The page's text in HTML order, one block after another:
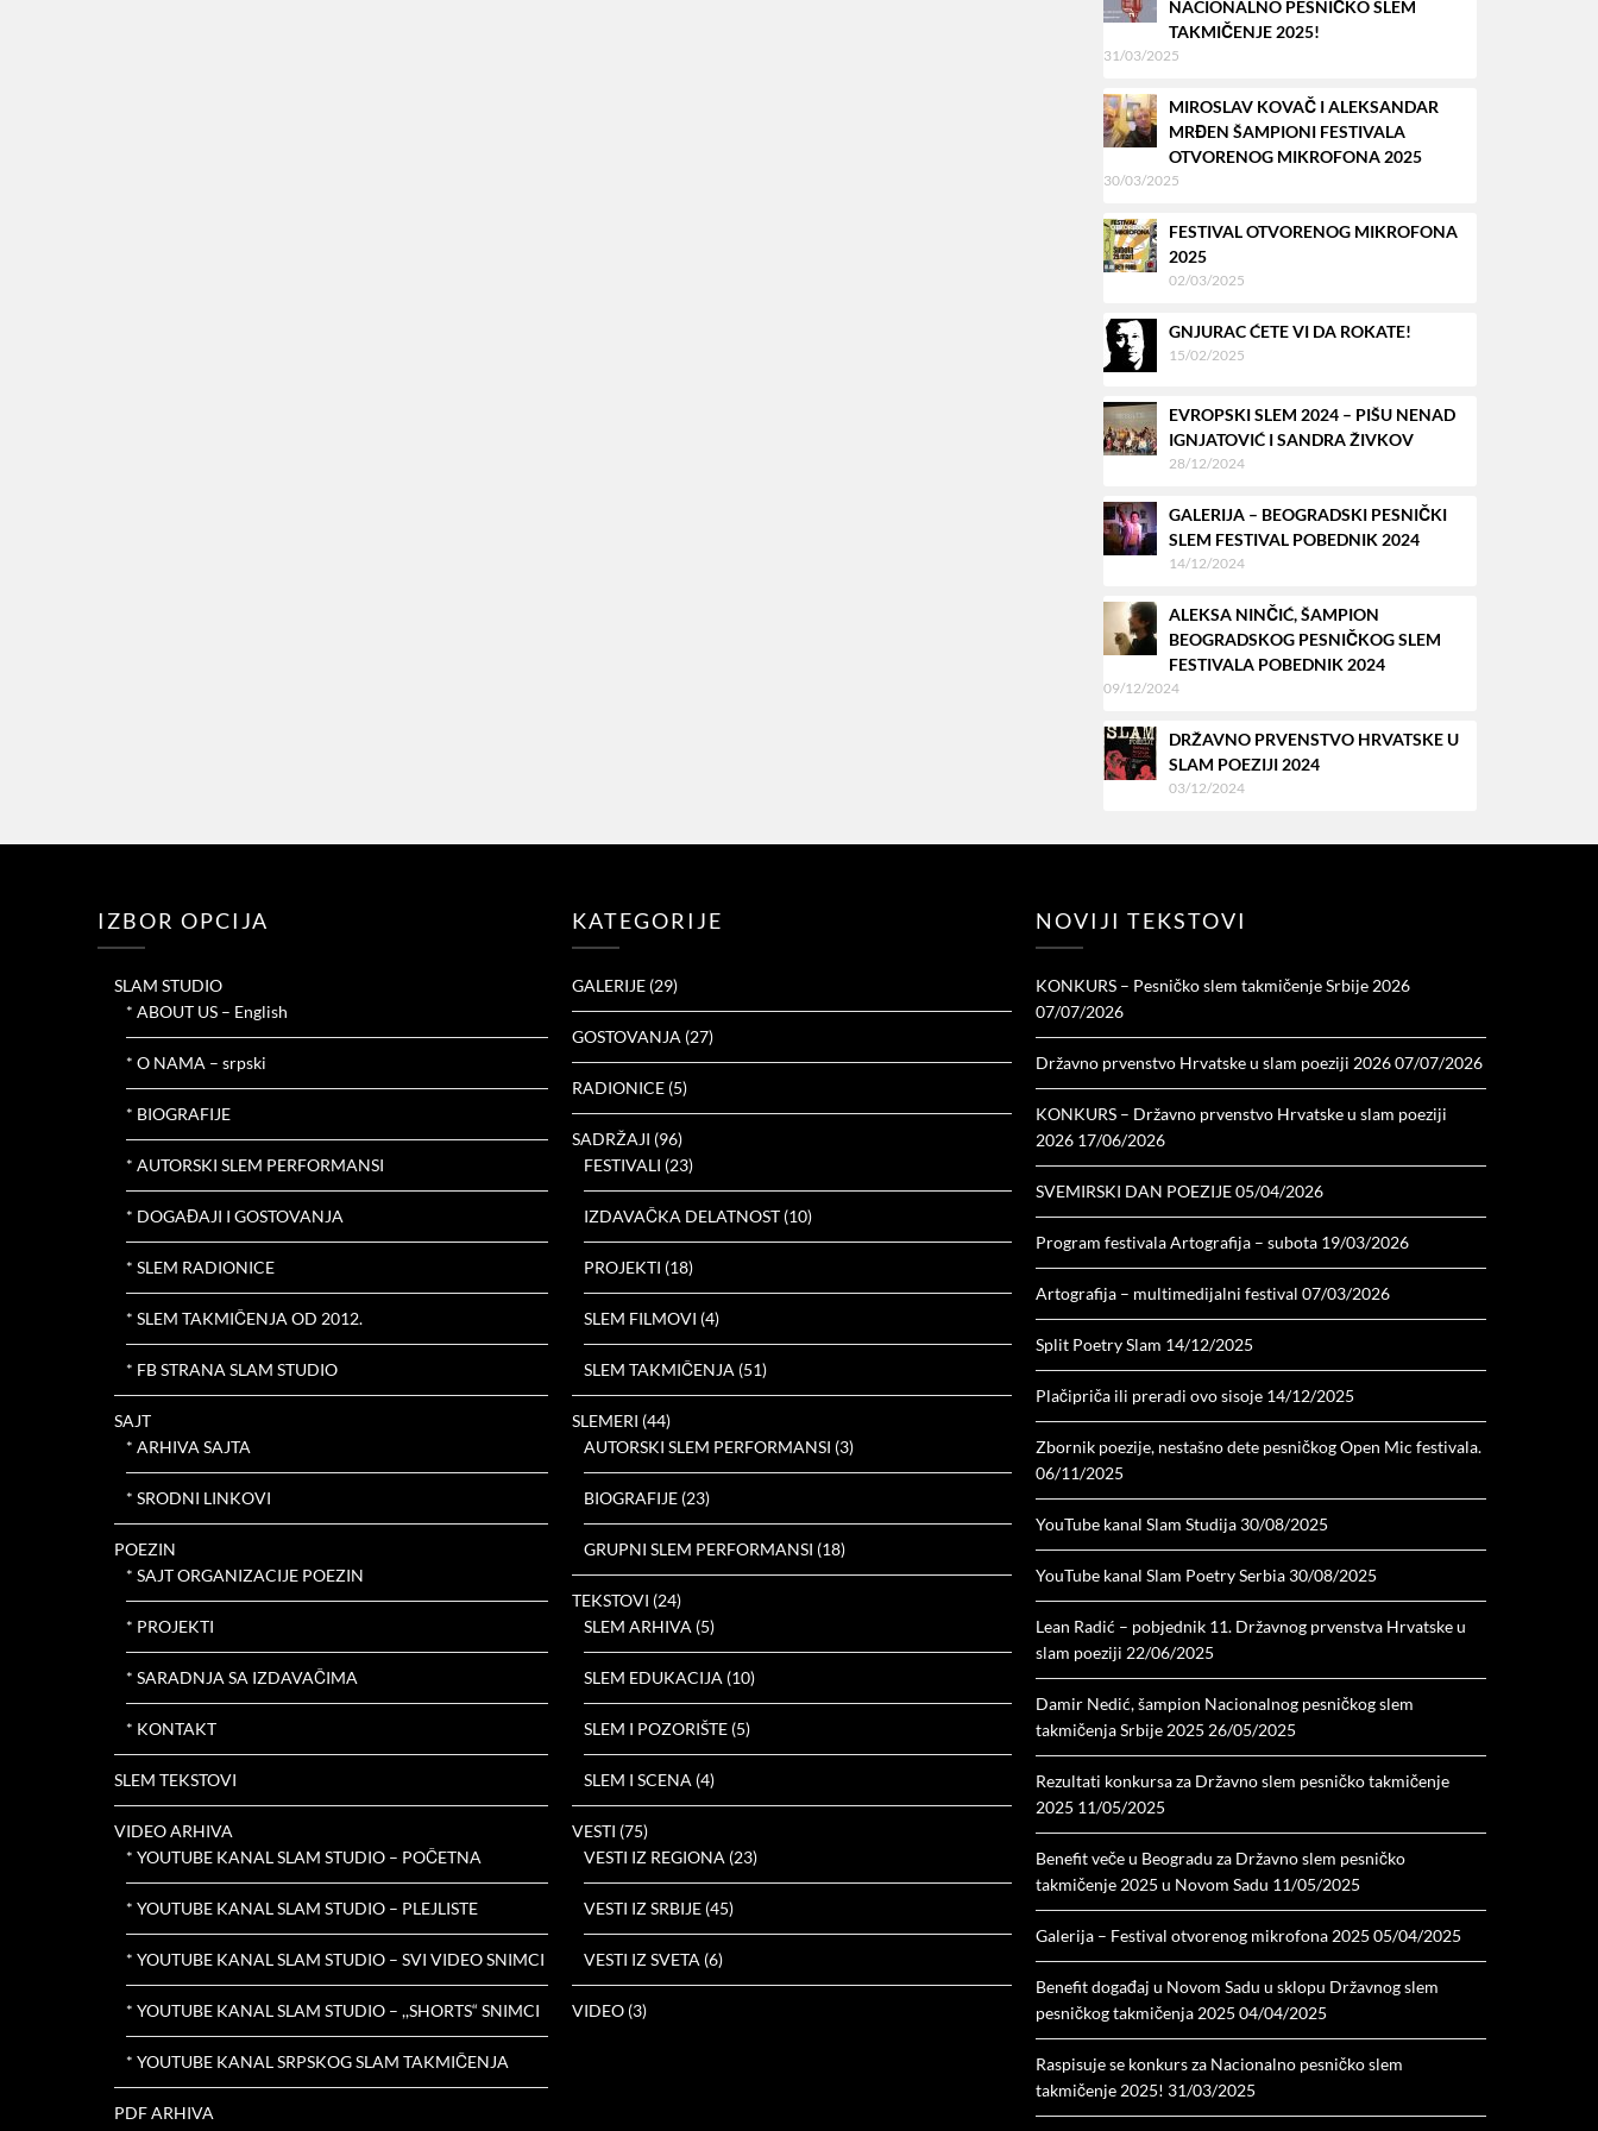
NACIONALNO PESNIČKO SLEM
TAKMIČENJE 2025!
31/03/2025
MIROSLAV KOVAČ I ALEKSANDAR
MRĐEN ŠAMPIONI FESTIVALA
OTVORENOG MIKROFONA 2025
30/03/2025
FESTIVAL OTVORENOG MIKROFONA
2025
02/03/2025
GNJURAC ĆETE VI DA ROKATE!
15/02/2025
EVROPSKI SLEM 2024 – PIŠU NENAD
IGNJATOVIĆ I SANDRA ŽIVKOV
28/12/2024
GALERIJA – BEOGRADSKI PESNIČKI
SLEM FESTIVAL POBEDNIK 2024
14/12/2024
ALEKSA NINČIĆ, ŠAMPION
BEOGRADSKOG PESNIČKOG SLEM
FESTIVALA POBEDNIK 2024
09/12/2024
DRŽAVNO PRVENSTVO HRVATSKE U
SLAM POEZIJI 2024
03/12/2024
IZBOR OPCIJA
SLAM STUDIO
* ABOUT US – English
* O NAMA – srpski
* BIOGRAFIJE
* AUTORSKI SLEM PERFORMANSI
* DOGAĐAJI I GOSTOVANJA
* SLEM RADIONICE
* SLEM TAKMIČENJA OD 2012.
* FB STRANA SLAM STUDIO
SAJT
* ARHIVA SAJTA
* SRODNI LINKOVI
POEZIN
* SAJT ORGANIZACIJE POEZIN
* PROJEKTI
* SARADNJA SA IZDAVAČIMA
* KONTAKT
SLEM TEKSTOVI
VIDEO ARHIVA
* YOUTUBE KANAL SLAM STUDIO – POČETNA
* YOUTUBE KANAL SLAM STUDIO – PLEJLISTE
* YOUTUBE KANAL SLAM STUDIO – SVI VIDEO SNIMCI
* YOUTUBE KANAL SLAM STUDIO – ,,SHORTS“ SNIMCI
* YOUTUBE KANAL SRPSKOG SLAM TAKMIČENJA
PDF ARHIVA
KATEGORIJE
GALERIJE (29)
GOSTOVANJA (27)
RADIONICE (5)
SADRŽAJI (96)
FESTIVALI (23)
IZDAVAČKA DELATNOST (10)
PROJEKTI (18)
SLEM FILMOVI (4)
SLEM TAKMIČENJA (51)
SLEMERI (44)
AUTORSKI SLEM PERFORMANSI (3)
BIOGRAFIJE (23)
GRUPNI SLEM PERFORMANSI (18)
TEKSTOVI (24)
SLEM ARHIVA (5)
SLEM EDUKACIJA (10)
SLEM I POZORIŠTE (5)
SLEM I SCENA (4)
VESTI (75)
VESTI IZ REGIONA (23)
VESTI IZ SRBIJE (45)
VESTI IZ SVETA (6)
VIDEO (3)
NOVIJI TEKSTOVI
KONKURS – Pesničko slem takmičenje Srbije 2026
07/07/2026
Državno prvenstvo Hrvatske u slam poeziji 202607/07/2026
KONKURS – Državno prvenstvo Hrvatske u slam poeziji
2026 17/06/2026
SVEMIRSKI DAN POEZIJE05/04/2026
Program festivala Artografija – subota 19/03/2026
Artografija – multimedijalni festival 07/03/2026
Split Poetry Slam 14/12/2025
Plačipriča ili preradi ovo sisoje 14/12/2025
Zbornik poezije, nestašno dete pesničkog Open Mic festivala.
06/11/2025
YouTube kanal Slam Studija 30/08/2025
YouTube kanal Slam Poetry Serbia 30/08/2025
Lean Radić – pobjednik 11. Državnog prvenstva Hrvatske u
slam poeziji 22/06/2025
Damir Nedić, šampion Nacionalnog pesničkog slem
takmičenja Srbije 2025 26/05/2025
Rezultati konkursa za Državno slem pesničko takmičenje
2025 11/05/2025
Benefit veče u Beogradu za Državno slem pesničko
takmičenje 2025 u Novom Sadu 11/05/2025
Galerija – Festival otvorenog mikrofona 2025 05/04/2025
Benefit događaj u Novom Sadu u sklopu Državnog slem
pesničkog takmičenja 2025 04/04/2025
Raspisuje se konkurs za Nacionalno pesničko slem
takmičenje 2025! 31/03/2025